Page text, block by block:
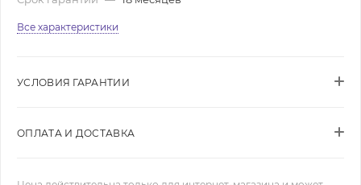
Все характеристики
УСЛОВИЯ ГАРАНТИИ
ОПЛАТА И ДОСТАВКА